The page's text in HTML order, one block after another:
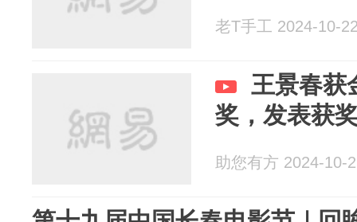
老T手工 2024-10-
王景春获
奖，发表获
助您有方 2024-10-